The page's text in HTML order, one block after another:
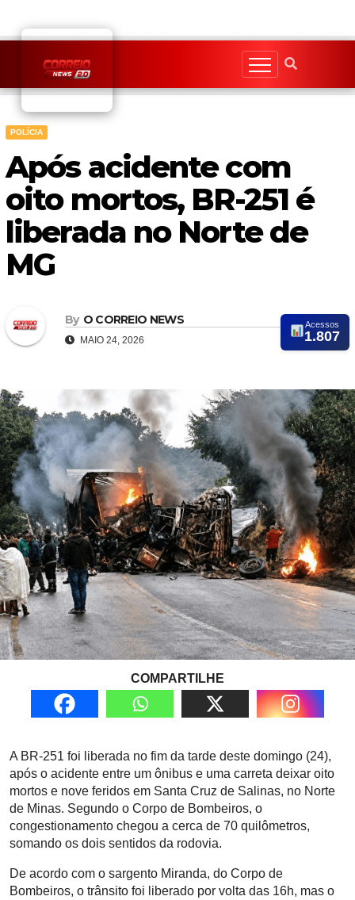
content
POLÍCIA
Após acidente com
oito mortos, BR-251 é
liberada no Norte de
MG
By O CORREIO NEWS
MAIO 24, 2026
Acessos
1.807
COMPARTILHE
A BR-251 foi liberada no fim da tarde deste domingo (24),
após o acidente entre um ônibus e uma carreta deixar oito
mortos e nove feridos em Santa Cruz de Salinas, no Norte
de Minas. Segundo o Corpo de Bombeiros, o
congestionamento chegou a cerca de 70 quilômetros,
somando os dois sentidos da rodovia.
De acordo com o sargento Miranda, do Corpo de
Bombeiros, o trânsito foi liberado por volta das 16h, mas o